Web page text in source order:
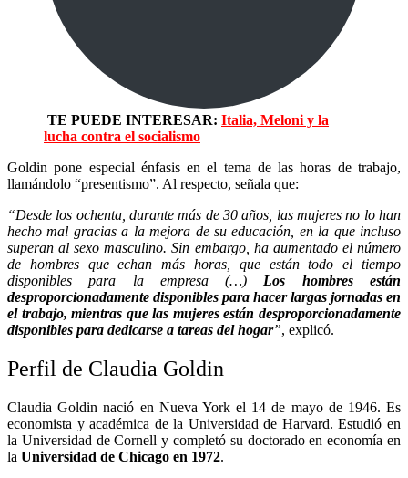
TE PUEDE INTERESAR: Italia, Meloni y la
lucha contra el socialismo
Goldin pone especial énfasis en el tema de las horas de trabajo,
llamándolo “presentismo”. Al respecto, señala que:
“Desde los ochenta, durante más de 30 años, las mujeres no lo han
hecho mal gracias a la mejora de su educación, en la que incluso
superan al sexo masculino. Sin embargo, ha aumentado el número
de hombres que echan más horas, que están todo el tiempo
disponibles para la empresa (…) Los hombres están
desproporcionadamente disponibles para hacer largas jornadas en
el trabajo, mientras que las mujeres están desproporcionadamente
disponibles para dedicarse a tareas del hogar”, explicó.
Perfil de Claudia Goldin
Claudia Goldin nació en Nueva York el 14 de mayo de 1946. Es
economista y académica de la Universidad de Harvard. Estudió en
la Universidad de Cornell y completó su doctorado en economía en
la Universidad de Chicago en 1972.